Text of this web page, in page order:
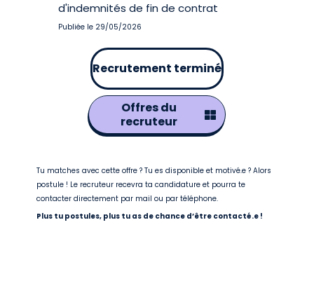
d'indemnités de fin de contrat
Publiée le 29/05/2026
Recrutement terminé
Offres du
recruteur
Tu matches avec cette offre ? Tu es disponible et motivé.e ? Alors
postule ! Le recruteur recevra ta candidature et pourra te
contacter directement par mail ou par téléphone.
Plus tu postules, plus tu as de chance d’être contacté.e !